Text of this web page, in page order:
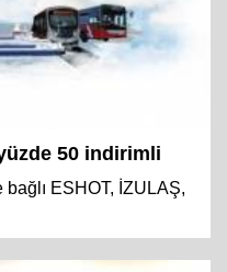
50 indirimli
ESHOT, İZULAŞ,